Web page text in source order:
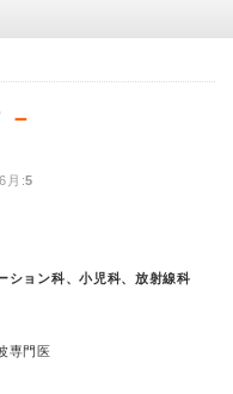
－
:5
ション科、小児科、放射線科
専門医